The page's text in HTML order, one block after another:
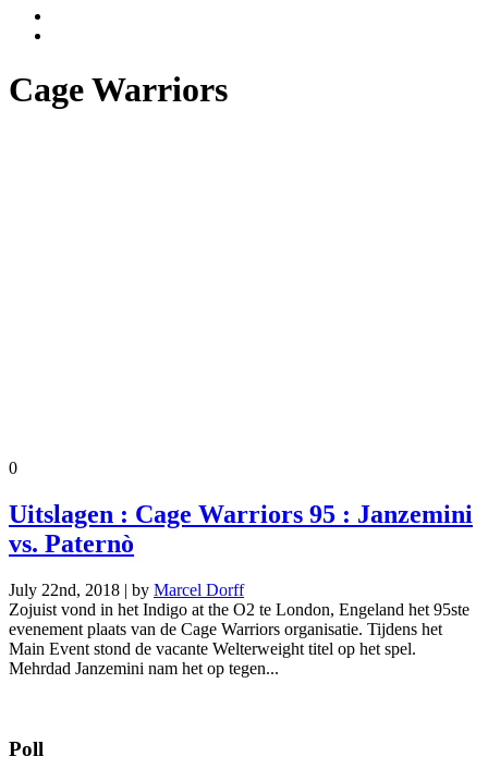
Cage Warriors
0
Uitslagen : Cage Warriors 95 : Janzemini
vs. Paternò
July 22nd, 2018 | by Marcel Dorff
Zojuist vond in het Indigo at the O2 te London, Engeland het 95ste
evenement plaats van de Cage Warriors organisatie. Tijdens het
Main Event stond de vacante Welterweight titel op het spel.
Mehrdad Janzemini nam het op tegen...
Poll